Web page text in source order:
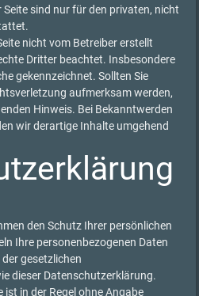
sind nur für den privaten, nicht
nicht vom Betreiber erstellt
Dritter beachtet. Insbesondere
gekennzeichnet. Sollten Sie
aufmerksam werden,
Hinweis. Bei Bekanntwerden
wir derartige Inhalte umgehend
den Schutz Ihrer persönlichen
Ihre personenbezogenen Daten
gesetzlichen
dieser Datenschutzerklärung.
ist in der Regel ohne Angabe